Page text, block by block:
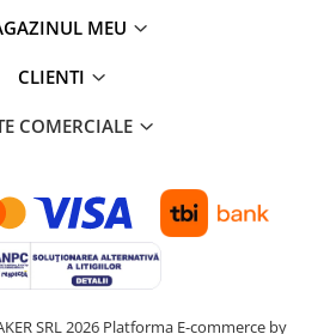
MEU
CLIENTI
COMERCIALE
SRL 2026 Platforma E-commerce by